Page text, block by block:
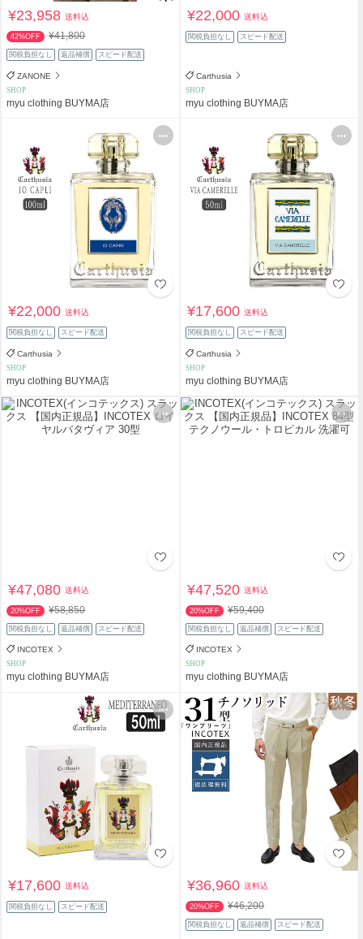
¥23,958送料込
42%OFF ¥41,800
関税負担なし 返品補償 スピード配送
ZANONE
SHOP
myu clothing BUYMA店
¥22,000送料込
関税負担なし スピード配送
Carthusia
SHOP
myu clothing BUYMA店
¥22,000送料込
関税負担なし スピード配送
Carthusia
SHOP
myu clothing BUYMA店
¥17,600送料込
関税負担なし スピード配送
Carthusia
SHOP
myu clothing BUYMA店
¥47,080送料込
20%OFF ¥58,850
関税負担なし 返品補償 スピード配送
INCOTEX
SHOP
myu clothing BUYMA店
¥47,520送料込
20%OFF ¥59,400
関税負担なし 返品補償 スピード配送
INCOTEX
SHOP
myu clothing BUYMA店
¥17,600送料込
関税負担なし スピード配送
¥36,960送料込
20%OFF ¥46,200
関税負担なし 返品補償 スピード配送